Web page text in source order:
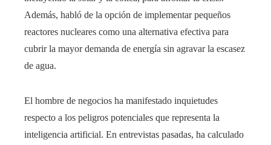
Además, habló de la opción de implementar pequeños
reactores nucleares como una alternativa efectiva para
cubrir la mayor demanda de energía sin agravar la escasez
de agua.
El hombre de negocios ha manifestado inquietudes
respecto a los peligros potenciales que representa la
inteligencia artificial. En entrevistas pasadas, ha calculado